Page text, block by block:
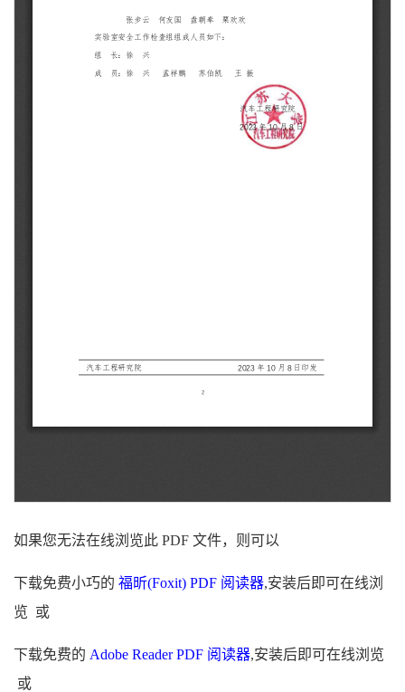
如果您无法在线浏览此 PDF 文件，则可以
下载免费小巧的 福昕(Foxit) PDF 阅读器,安装后即可在线浏
览 或
下载免费的 Adobe Reader PDF 阅读器,安装后即可在线浏览
或